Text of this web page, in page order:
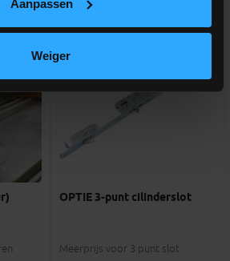
Aanpassen
Weiger
OPTIE 3-punt cilinderslot
Meerprijs voor 3 punt slot